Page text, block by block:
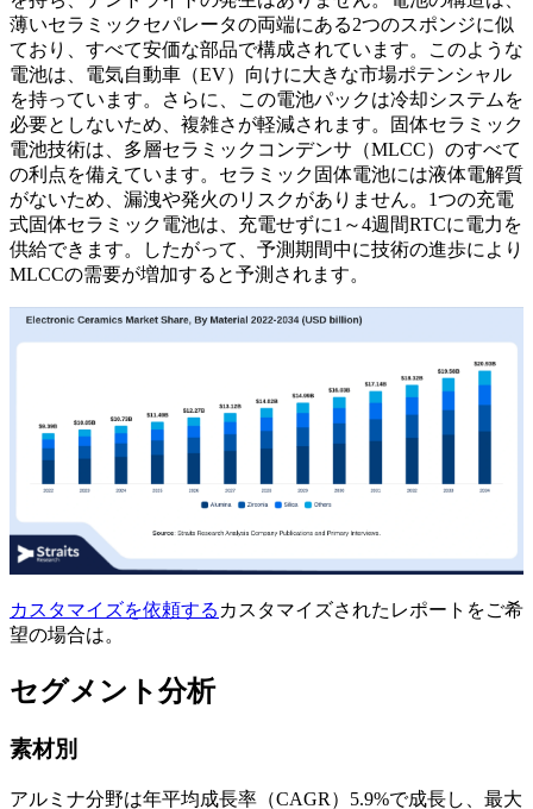
薄いセラミックセパレータの両端にある2つのスポンジに似
ており、すべて安価な部品で構成されています。このような
電池は、電気自動車（EV）向けに大きな市場ポテンシャル
を持っています。さらに、この電池パックは冷却システムを
必要としないため、複雑さが軽減されます。固体セラミック
電池技術は、多層セラミックコンデンサ（MLCC）のすべて
の利点を備えています。セラミック固体電池には液体電解質
がないため、漏洩や発火のリスクがありません。1つの充電
式固体セラミック電池は、充電せずに1～4週間RTCに電力を
供給できます。したがって、予測期間中に技術の進歩により
MLCCの需要が増加すると予測されます。
カスタマイズを依頼する カスタマイズされたレポートをご希
望の場合は。
セグメント分析
素材別
アルミナ分野は年平均成長率（CAGR）5.9%で成長し、最大